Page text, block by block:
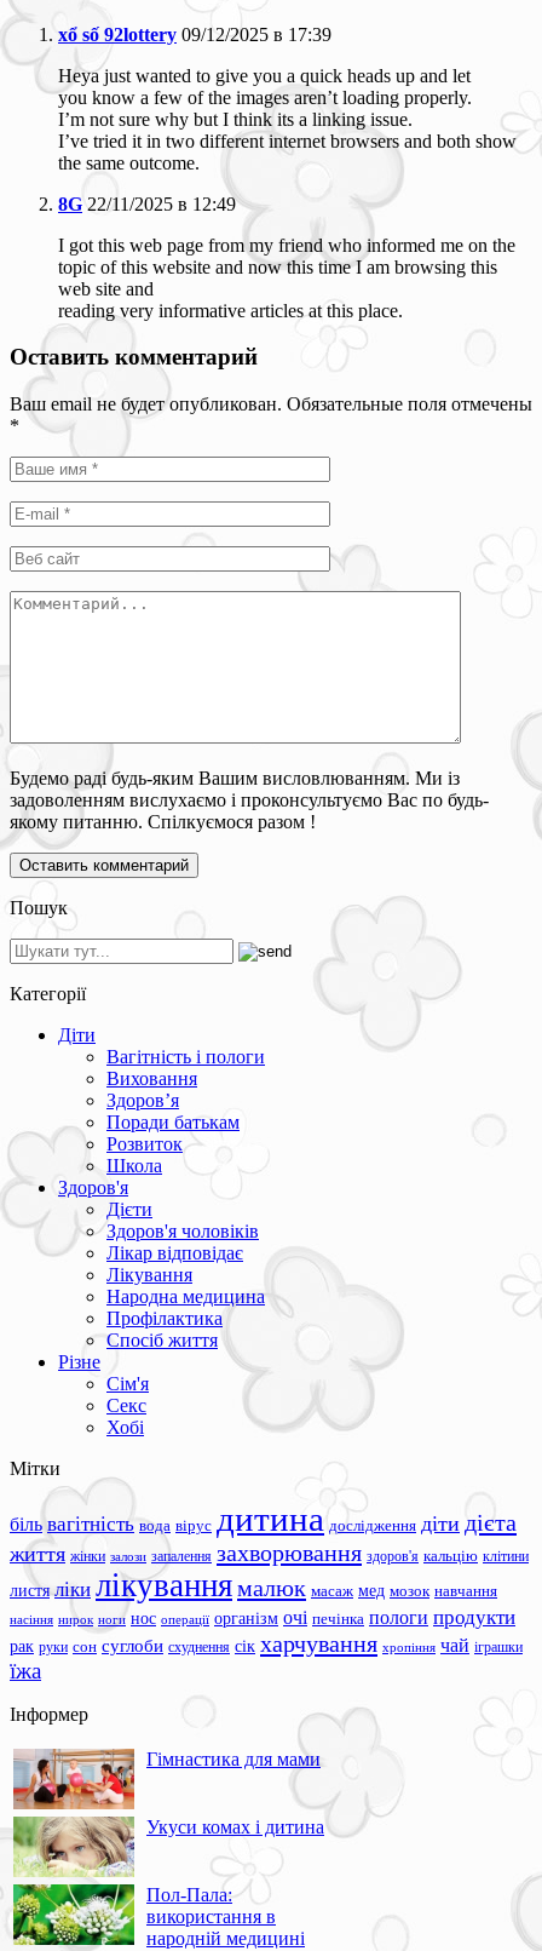
xổ số 92lottery 09/12/2025 в 17:39
Heya just wanted to give you a quick heads up and let
you know a few of the images aren’t loading properly.
I’m not sure why but I think its a linking issue.
I’ve tried it in two different internet browsers and both show
the same outcome.
8G 22/11/2025 в 12:49
I got this web page from my friend who informed me on the
topic of this website and now this time I am browsing this
web site and
reading very informative articles at this place.
Оставить комментарий
Ваш email не будет опубликован. Обязательные поля отмечены
*
Будемо раді будь-яким Вашим висловлюванням. Ми із
задоволенням вислухаємо і проконсультуємо Вас по будь-
якому питанню. Спілкуємося разом !
Пошук
Категорії
Діти
Вагітність і пологи
Виховання
Здоров’я
Поради батькам
Розвиток
Школа
Здоров'я
Дієти
Здоров'я чоловіків
Лікар відповідає
Лікування
Народна медицина
Профілактика
Спосіб життя
Різне
Сім'я
Секс
Хобі
Мітки
біль вагітність вода вірус дитина дослідження діти дієта
життя жінки залози запалення захворювання здоров'я кальцію клітини
листя ліки лікуваннямалюк масаж мед мозок навчання
насіння нирок ноги нос операції організм очі печінка пологи продукти
рак руки сон суглоби схуднення сік харчування хропіння чай іграшки
їжа
Інформер
Гімнастика для мами
Укуси комах і дитина
Пол-Пала:
використання в
народній медицині